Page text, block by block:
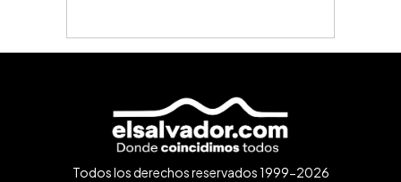
Todos los derechos reservados 1999-2026